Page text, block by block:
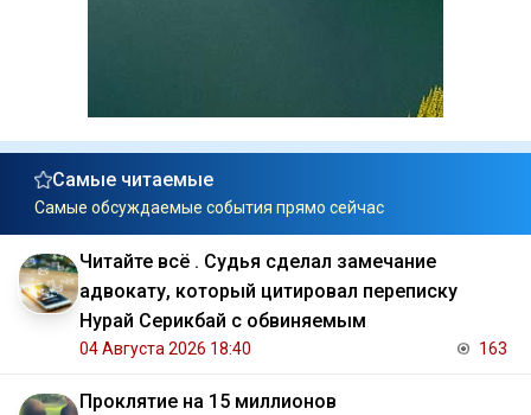
Самые читаемые
Самые обсуждаемые события прямо сейчас
Читайте всё . Судья сделал замечание
адвокату, который цитировал переписку
Нурай Серикбай с обвиняемым
04 Августа 2026 18:40 163
Проклятие на 15 миллионов